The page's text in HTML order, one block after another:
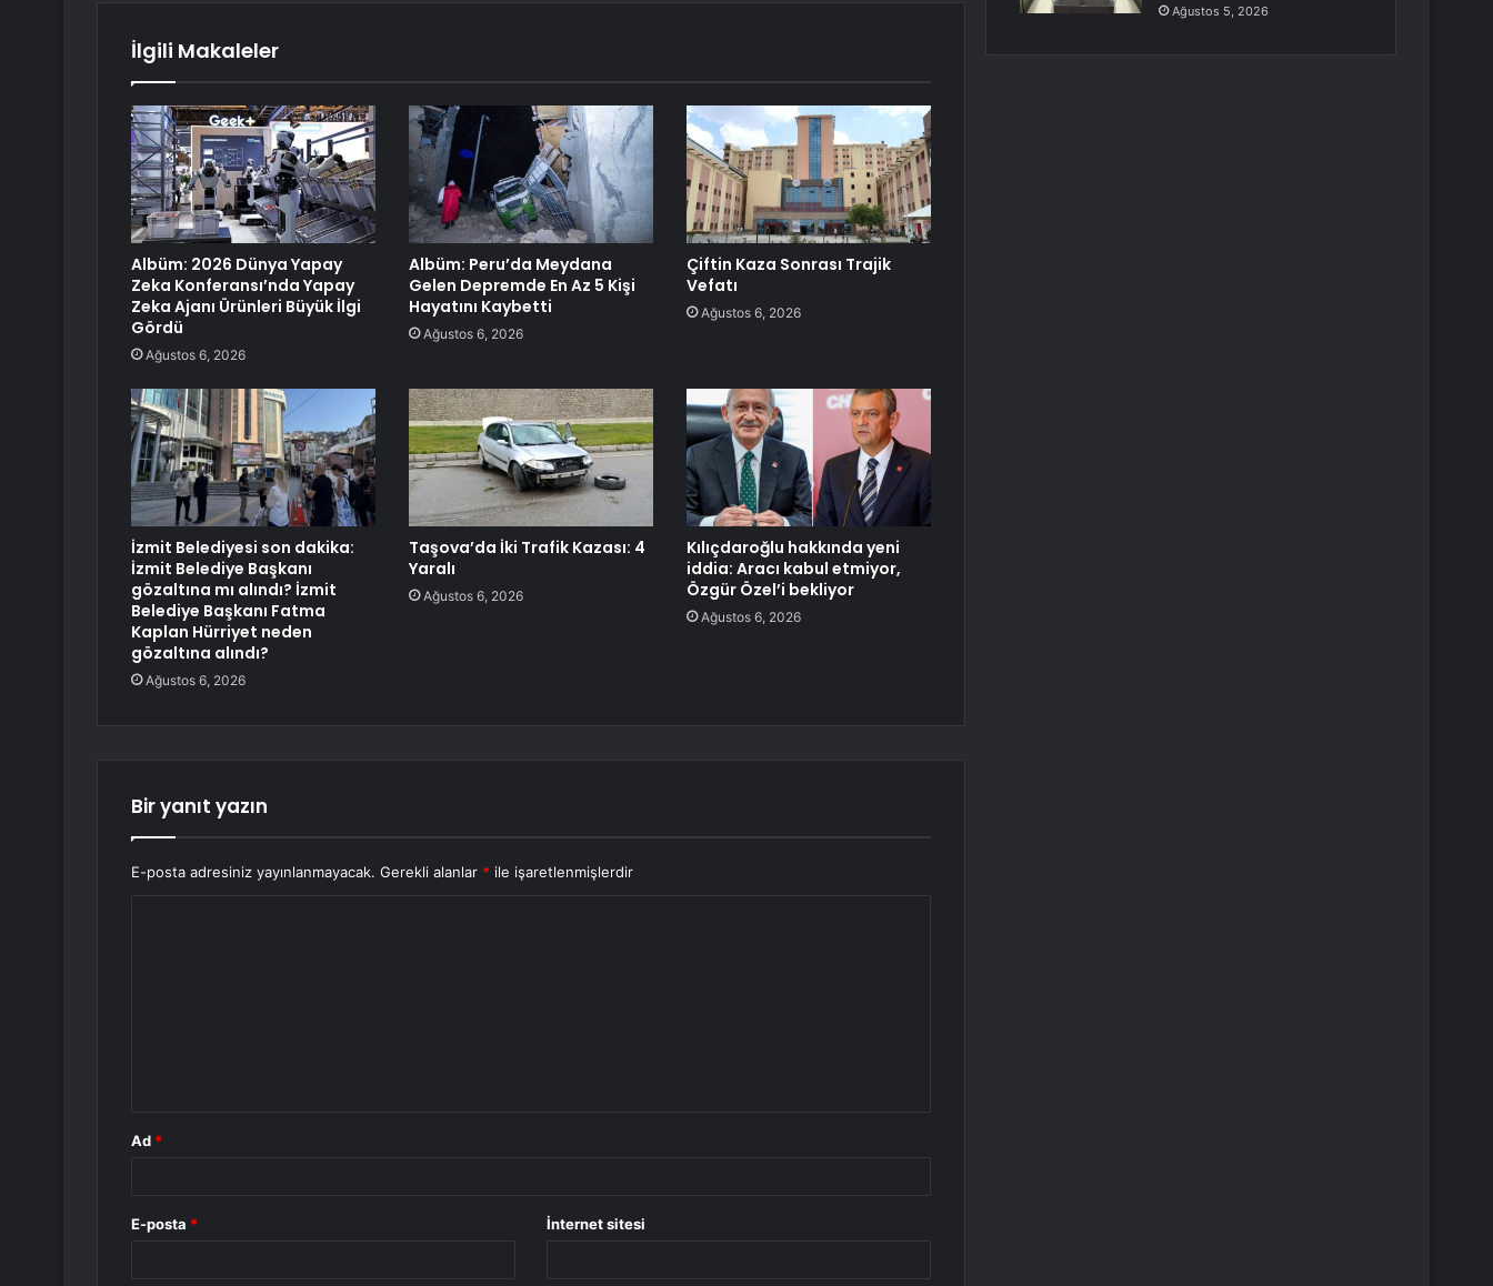
İlgili Makaleler
Albüm: 2026 Dünya Yapay
Zeka Konferansı’nda Yapay
Zeka Ajanı Ürünleri Büyük İlgi
Gördü
Ağustos 6, 2026
Albüm: Peru’da Meydana
Gelen Depremde En Az 5 Kişi
Hayatını Kaybetti
Ağustos 6, 2026
Çiftin Kaza Sonrası Trajik
Vefatı
Ağustos 6, 2026
İzmit Belediyesi son dakika:
İzmit Belediye Başkanı
gözaltına mı alındı? İzmit
Belediye Başkanı Fatma
Kaplan Hürriyet neden
gözaltına alındı?
Ağustos 6, 2026
Taşova’da İki Trafik Kazası: 4
Yaralı
Ağustos 6, 2026
Kılıçdaroğlu hakkında yeni
iddia: Aracı kabul etmiyor,
Özgür Özel’i bekliyor
Ağustos 6, 2026
Bir yanıt yazın
E-posta adresiniz yayınlanmayacak. Gerekli alanlar * ile işaretlenmişlerdir
Ad *
E-posta * İnternet sitesi
Ağustos 5, 2026